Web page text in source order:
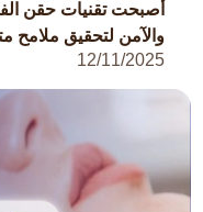
أصبحت تقنيات حقن
والآمن لتحقيق ملامح
12/11/2025